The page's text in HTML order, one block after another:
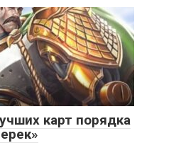
карт порядка